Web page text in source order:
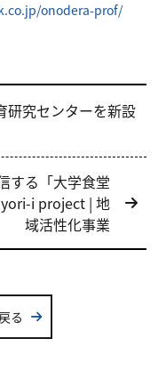
onodera-prof/
研究センターを新設
する「大学食堂
i project | 地
域活性化事業
る